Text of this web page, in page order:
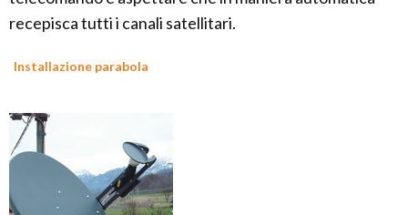
recepisca tutti i canali satellitari.
Installazione parabola